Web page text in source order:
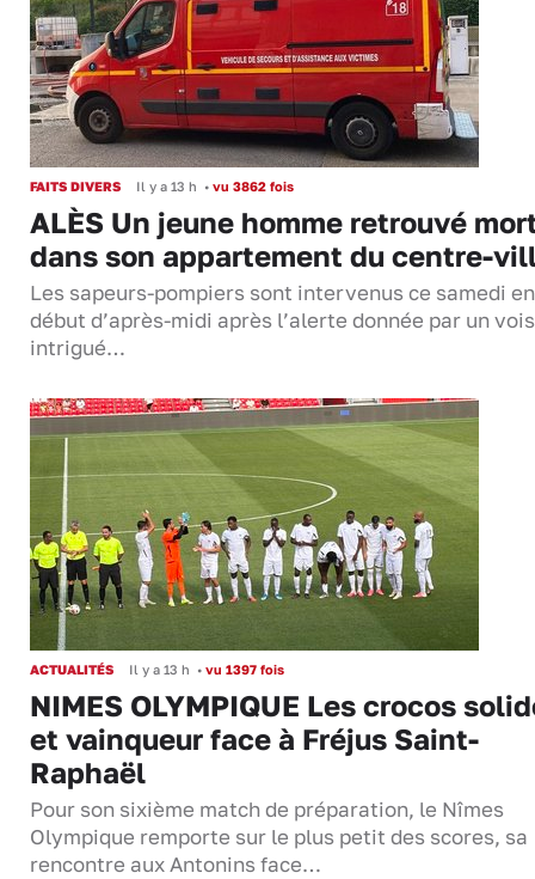
FAITS DIVERS Il y a 13 h • vu 3862 fois
ALÈS Un jeune homme retrouvé
dans son appartement du centre-
Les sapeurs-pompiers sont intervenus ce samedi en
début d’après-midi après l’alerte donnée par un
intrigué…
ACTUALITÉS Il y a 13 h • vu 1397 fois
NIMES OLYMPIQUE Les crocos
et vainqueur face à Fréjus Saint-
Raphaël
Pour son sixième match de préparation, le Nîmes
Olympique remporte sur le plus petit des scores, sa
rencontre aux Antonins face…